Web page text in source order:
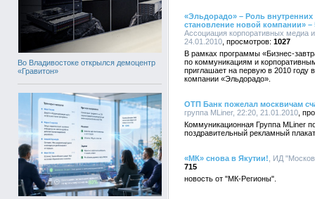
Во Владивостоке открылся демоцентр
«Гравитон»
«Эльдорадо» – Роль
становление новой компании» –
Ассоциация корпоративных медиа
24.01.2010
1027
В рамках программы «Бизнес-
по коммуникациям и
приглашает на первую в 2010 году
компании «Эльдорадо».
ОТП Банк пожелал москвичам
группа MLiner, 22:20, 21.01.2010
Коммуникационная Группа MLiner
поздравительный рекламный
«МК» снова в Якутии! , ИД
715
новость от "МК-Регионы".